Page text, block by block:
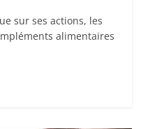
sur ses actions, les
alimentaires